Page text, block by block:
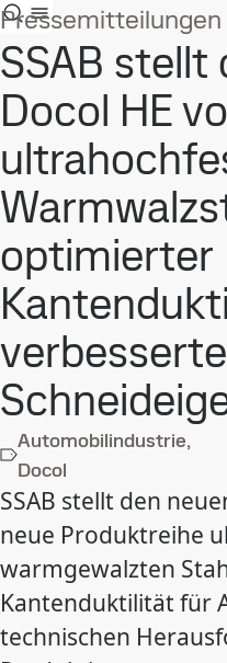
SSAB stellt
Docol HE
optimierter
Automobilindustrie,
Docol
SSAB stellt den
neue Produktreihe
warmgewalzten
Kantenduktilität für
technischen